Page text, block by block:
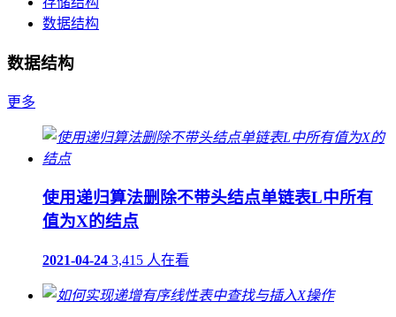
数据结构
数据结构
更多
使用递归算法删除不带头结点单链表L中所有
值为X的结点
2021-04-24 3,415 人在看